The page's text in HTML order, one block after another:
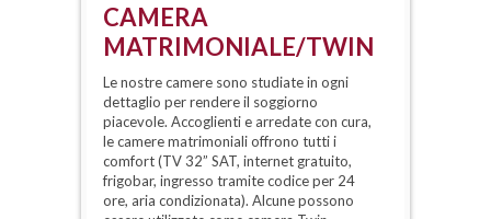
CAMERA
MATRIMONIALE/TWIN
Le nostre camere sono studiate in ogni
dettaglio per rendere il soggiorno
piacevole. Accoglienti e arredate con cura,
le camere matrimoniali offrono tutti i
comfort (TV 32” SAT, internet gratuito,
frigobar, ingresso tramite codice per 24
ore, aria condizionata). Alcune possono